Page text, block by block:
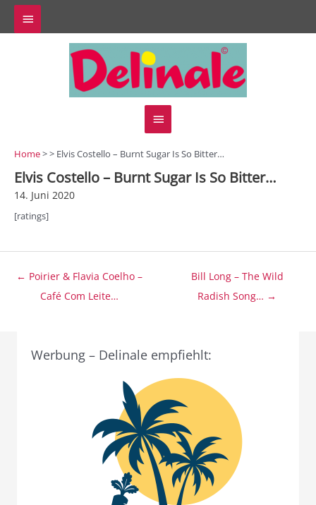
Zum
Inhalt
springen
Above
Hauptmenü
Home> > Elvis Costello – Burnt Sugar Is So Bitter…
Elvis Costello – Burnt Sugar Is So Bitter…
14. Juni 2020
[ratings]
Beitragsnavigation
← Poirier & Flavia Coelho –
Café Com Leite…
Bill Long – The Wild
Radish Song… →
Werbung – Delinale empfiehlt: